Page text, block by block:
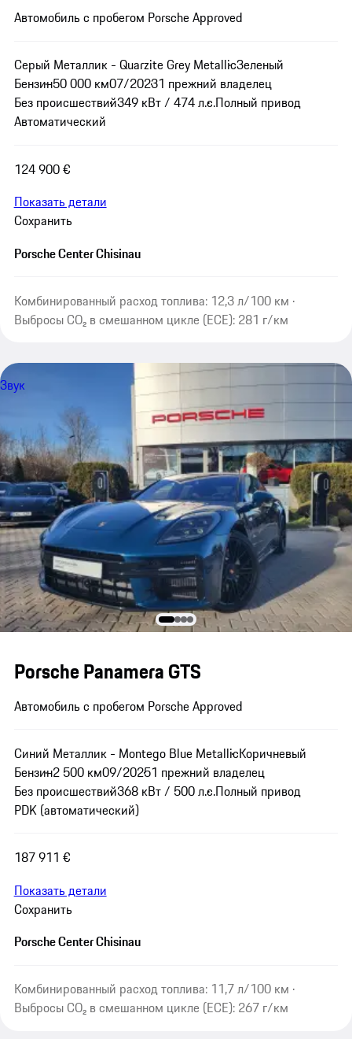
Автомобиль с пробегом Porsche Approved
Серый Металлик - Quarzite Grey MetallicЗеленый
Бензин50 000 км07/20231 прежний владелец
Без происшествий349 кВт / 474 л.с.Полный привод
Автоматический
124 900 €
Показать детали
Сохранить
Porsche Center Chisinau
Комбинированный расход топлива: 12,3 л/100 км ·
Выбросы CO₂ в смешанном цикле (ECE): 281 г/км
Звук
Porsche Panamera GTS
Автомобиль с пробегом Porsche Approved
Синий Металлик - Montego Blue MetallicКоричневый
Бензин2 500 км09/20251 прежний владелец
Без происшествий368 кВт / 500 л.с.Полный привод
PDK (автоматический)
187 911 €
Показать детали
Сохранить
Porsche Center Chisinau
Комбинированный расход топлива: 11,7 л/100 км ·
Выбросы CO₂ в смешанном цикле (ECE): 267 г/км